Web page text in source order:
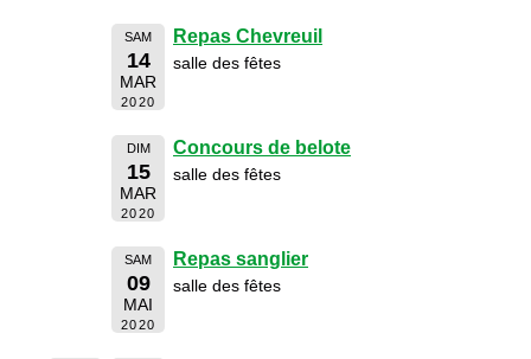
SAM
14
MAR
2020
Repas Chevreuil
salle des fêtes
DIM
15
MAR
2020
Concours de belote
salle des fêtes
SAM
09
MAI
2020
Repas sanglier
salle des fêtes